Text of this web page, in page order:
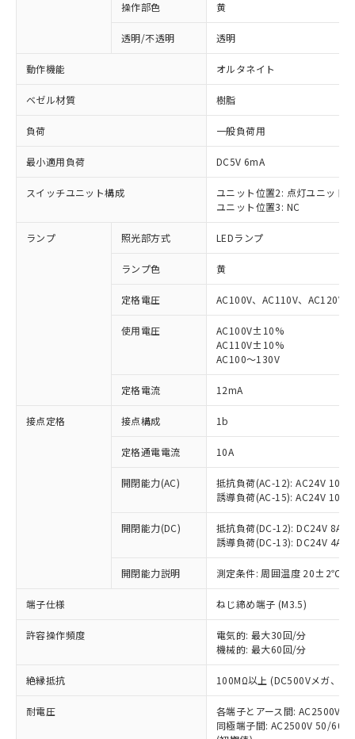
操作部色 黄
透明/不透明 透明
動作機能 オルタネイト
ベゼル材質 樹脂
負荷 一般負荷用
最小適用負荷 DC5V 6mA
スイッチユニット構成
ユニット位置2: 点灯ユニット
ユニット位置3: NC
ランプ 照光部方式 LEDランプ
ランプ色 黄
定格電圧 AC100V、AC110V、AC120V
使用電圧
AC100V±10%
AC110V±10%
AC100～130V
定格電流 12mA
接点定格 接点構成 1b
定格通電電流 10A
開閉能力(AC)
抵抗負荷(AC-12): AC24V 10A/
誘導負荷(AC-15): AC24V
開閉能力(DC)
抵抗負荷(DC-12): DC24V 8A/
誘導負荷(DC-13): DC24V 4A/
開閉能力説明 測定条件: 周囲温度 20±2℃、
端子仕様 ねじ締め端子 (M3.5)
許容操作頻度
電気的: 最大30回/分
機械的: 最大60回/分
絶縁抵抗 100MΩ以上 (DC500Vメガ、点
耐電圧
各端子とアース間: AC2500V
同極端子間: AC2500V 50/
ご利用条件
以下の条件をお読みいただき、同意のうえ
本サービスは、当社制御機器事業取扱
商品の当社在庫状況および標準価格
(税抜)を提供させていただくもので
当社制御機器事業取扱商品の中には、
ことをご了承ください。
在庫状況および標準価格照会結果は、
記載している更新日時点での社内デー
タに基づき作成されるものであり、閲
覧された時点での実際の在庫および標
準価格とは異なる場合があることをご
対応済み：EU RoHS指令（10物質）の
非含有に対応した製品が提供可能な商品で
す。
対応予定：EU RoHS指令（10物質）の非含
有に対応した製品に切り替える予定のある
対応予定なし：EU RoHS指令（10物質）の
非含有に非対応の商品で、対応品を出す予
調査・確認中：EU RoHS指令（10物質）の
非含有の対応状況を調査中または確認中の
非該当品：ライセンス料など無形物で、有
害物質有無と関係のない商品です。
仕入先様の事情により、非含有部品として
いたものが、含有品と判明した場合などや
むを得ず変更することがあります。
*EU RoHS指令（10物質）：
鉛(Pb) 1000ppm以下、 水銀(Hg) 1000ppm以下、 カド
六価クロム(Cr(Ⅵ)) 1000ppm以下、ポリ臭化ビフェニル
類(PBB) 1000ppm以下、ポリ臭化ジフェニルエーテル類
「○」：最大均質材料含有率が中国RoHSの
基準値以下であることを示します。
「×」：最大均質材料含有率が中国RoHSの
基準値を超えていることを示します。
「－」：未確認です。当社販売部門へお問
*中国RoHS10物質の基準値 (GB/T26572)：
Pb(鉛) :1000ppm、 Hg(水銀) : 1000ppm、 Cd(カドミウ
Cr(Ⅵ)(六価クロム) : 1000ppm、 PBBs(ポリ臭化ビフェ
当社は、これら貴社製品のうち、外国
為替および外国貿易法に定める商品
または国外への提供する場合は、日本
国政府の輸出許可(または役務取引許
可)を取得するなどの必要な手続きを